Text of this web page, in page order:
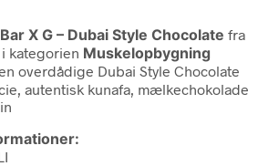
X G – Dubai Style Chocolate fra
kategorien Muskelopbygning
overdådige Dubai Style Chocolate
autentisk kunafa, mælkechokolade